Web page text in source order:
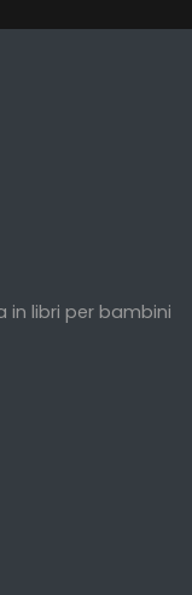
in libri per bambini